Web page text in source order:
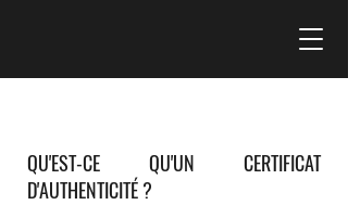
QU'EST-CE QU'UN CERTIFICAT
D'AUTHENTICITÉ ?